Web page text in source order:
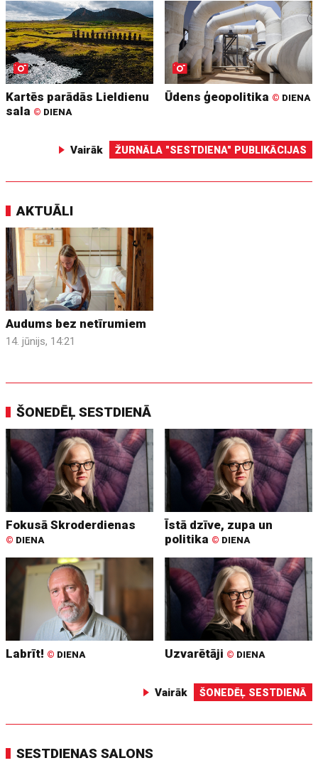
Kartēs parādās Lieldienu
sala © DIENA
Ūdens ģeopolitika © DIENA
Vairāk ŽURNĀLA "SESTDIENA" PUBLIKĀCIJAS
AKTUĀLI
Audums bez netīrumiem
14. jūnijs, 14:21
ŠONEDĒĻ SESTDIENĀ
Fokusā Skroderdienas
© DIENA
Īstā dzīve, zupa un
politika © DIENA
Labrīt! © DIENA Uzvarētāji © DIENA
Vairāk ŠONEDĒĻ SESTDIENĀ
SESTDIENAS SALONS